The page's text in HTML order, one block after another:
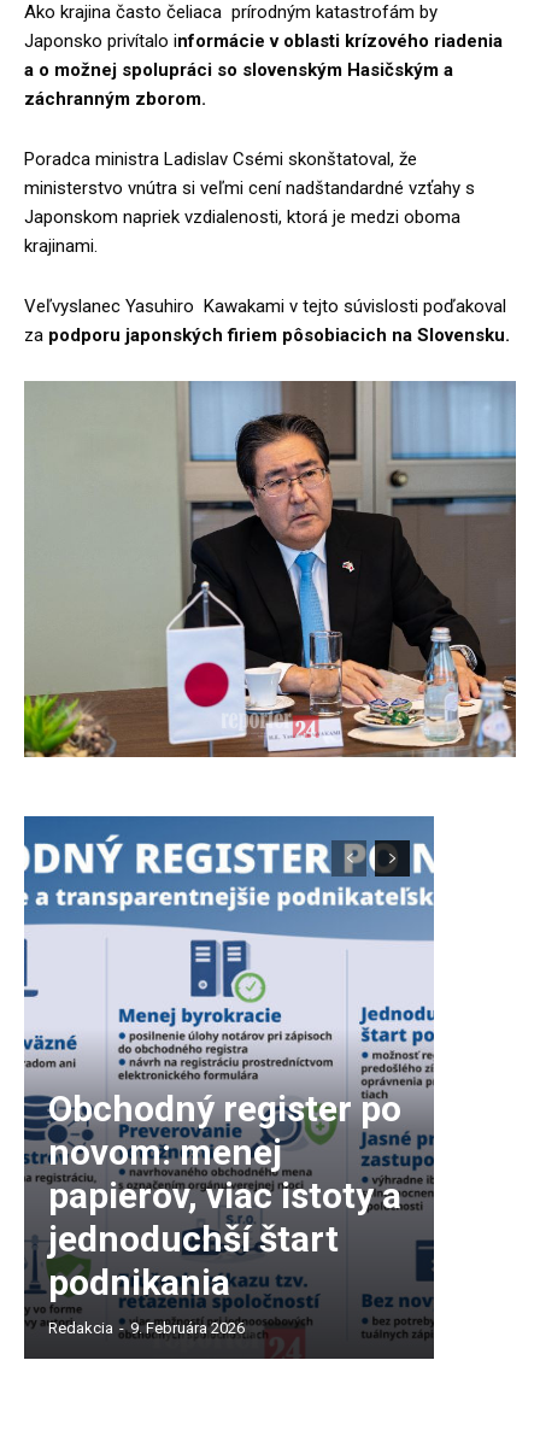
Ako krajina často čeliaca prírodným katastrofám by
Japonsko privítalo informácie v oblasti krízového riadenia
a o možnej spolupráci so slovenským Hasičským a
záchranným zborom.
Poradca ministra Ladislav Csémi skonštatoval, že
ministerstvo vnútra si veľmi cení nadštandardné vzťahy s
Japonskom napriek vzdialenosti, ktorá je medzi oboma
krajinami.
Veľvyslanec Yasuhiro Kawakami v tejto súvislosti poďakoval
za podporu japonských firiem pôsobiacich na Slovensku.
Obchodný register po
novom: menej
papierov, viac istoty a
jednoduchší štart
podnikania
Redakcia - 9. Februára 2026